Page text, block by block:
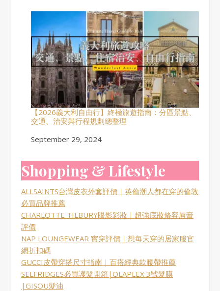
【2026義大利自由行】終極旅遊指南：分區景點、
交通、治安與行程規劃總整理
Date
September 29, 2024
Shopping & Lifestyle
ALLSAINTS台灣皮衣外套評價｜英倫潮人都在穿的倫敦
必買品牌推薦
CHARLOTTE TILBURY眼影彩妝｜超強底妝修容唇膏
評價
NAP LOUNGEWEAR 實穿評價｜想每天穿的居家服官
網折扣碼
GUCCI皮帶穿搭尺寸指南｜百搭經典款腰帶推薦
SELFRIDGES必買護髮開箱|OLAPLEX 3號髮膜
|GISOU髮油